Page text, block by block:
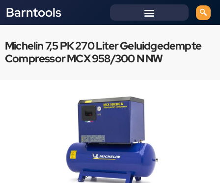
Barntools
Michelin 7,5 PK 270 Liter Geluidgedempte
Compressor MCX 958/300 N NW